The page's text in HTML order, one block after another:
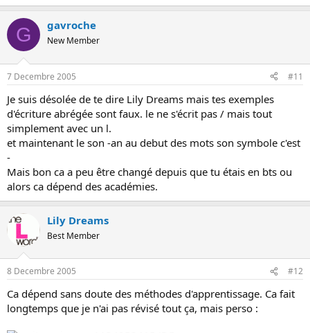
G gavroche
New Member
7 Decembre 2005 #11
Je suis désolée de te dire Lily Dreams mais tes exemples
d'écriture abrégée sont faux. le ne s'écrit pas / mais tout
simplement avec un l.
et maintenant le son -an au debut des mots son symbole c'est
-
Mais bon ca a peu être changé depuis que tu étais en bts ou
alors ca dépend des académies.
Lily Dreams
Best Member
8 Decembre 2005 #12
Ca dépend sans doute des méthodes d'apprentissage. Ca fait
longtemps que je n'ai pas révisé tout ça, mais perso :